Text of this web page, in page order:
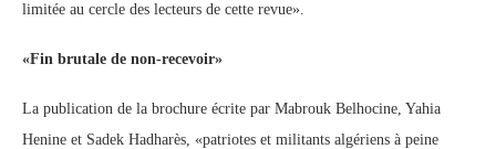
limitée au cercle des lecteurs de cette revue».
«Fin brutale de non-recevoir»
La publication de la brochure écrite par Mabrouk Belhocine, Yahia
Henine et Sadek Hadharès, «patriotes et militants algériens à peine